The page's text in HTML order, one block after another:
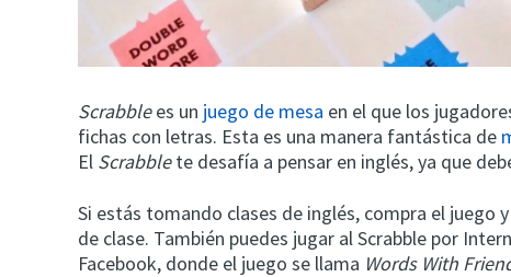
Scrabblees un juego de mesa en el que los
fichas con letras. Esta es una manera fantástica de
El Scrabblete desafía a pensar en inglés, ya que
Si estás tomando clases de inglés, compra el juego
de clase. También puedes jugar al Scrabble por
Facebook, donde el juego se llama Words With